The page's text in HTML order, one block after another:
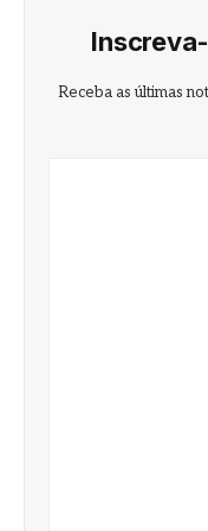
Receba as últimas